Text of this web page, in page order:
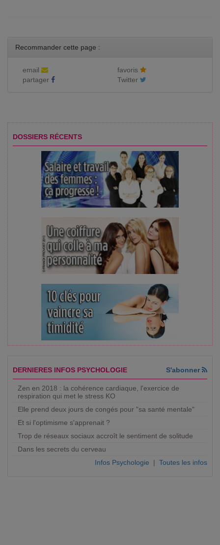
Recommander cette page :
email
favoris
partager
Twitter
DOSSIERS RÉCENTS
DERNIERES INFOS PSYCHOLOGIE S'abonner
Zen en 2018 : la cohérence cardiaque, l'exercice de
respiration qui met le stress KO
Elle prend deux jours de congés pour "sa santé mentale"
Et si l'optimisme s'apprenait ?
Trop de réseaux sociaux accroît le sentiment de solitude
Dans les secrets du cerveau
Infos Psychologie | Toutes les infos